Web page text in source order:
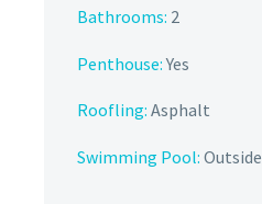
Bathrooms: 2
Penthouse:Yes
Roofling: Asphalt
Swimming Pool: Outside